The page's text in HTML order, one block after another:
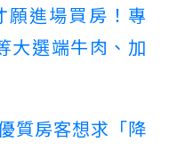
願進場買房！專
大選端牛肉、加
質房客想求「降